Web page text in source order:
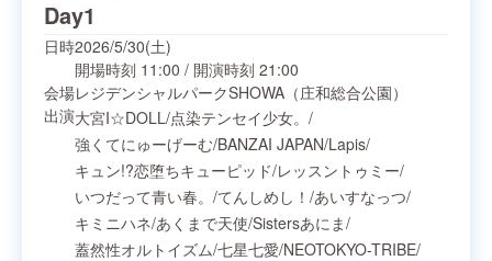
Day1
日時2026/5/30(土)
開場時刻 11:00 / 開演時刻 21:00
会場レジデンシャルパークSHOWA（庄和総合公園）
出演大宮I☆DOLL/点染テンセイ少女。 /
強くてにゅーげーむ/BANZAI JAPAN/Lapis/
キュン!?恋堕ちキューピッド/レッスントゥミー/
いつだって青い春。 /てんしめし！ /あいすなっつ/
キミニハネ/あくまで天使/Sistersあにま/
蓋然性オルトイズム/七星七愛/NEOTOKYO-TRIBE/